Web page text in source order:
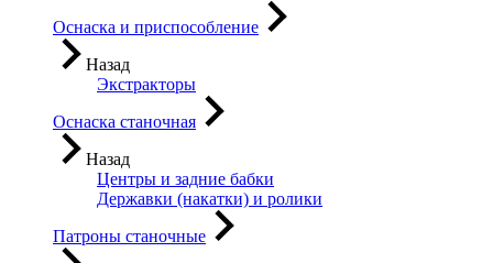
Оснаска и приспособление
Назад
Экстракторы
Оснаска станочная
Назад
Центры и задние бабки
Державки (накатки) и ролики
Патроны станочные